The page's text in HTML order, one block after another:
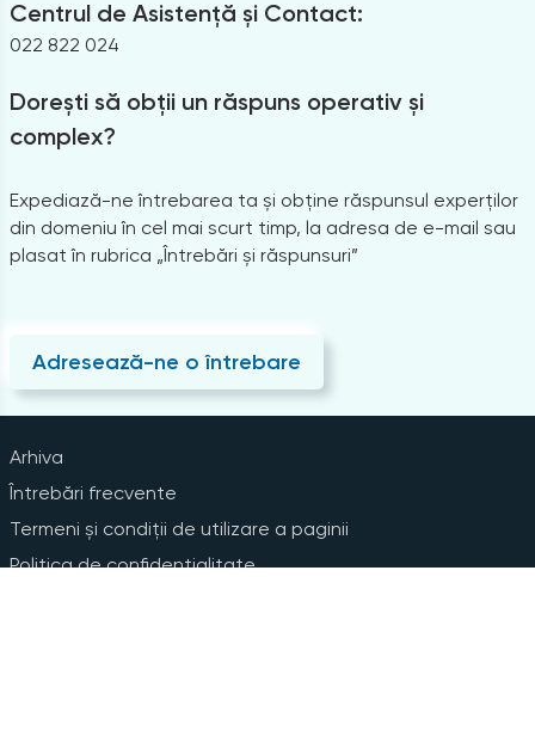
Centrul de Asistență și Contact:
022 822 024
Dorești să obții un răspuns operativ și
complex?
Expediază-ne întrebarea ta și obține răspunsul experților
din domeniu în cel mai scurt timp, la adresa de e-mail sau
plasat în rubrica „Întrebări și răspunsuri”
Adresează-ne o întrebare
Arhiva
Întrebări frecvente
Termeni și condiții de utilizare a paginii
Politica de confidențialitate